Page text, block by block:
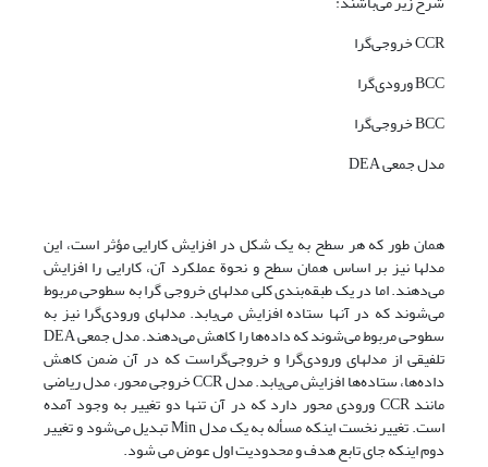
CCR خروجی‌گرا
BCC ورودی‌گرا
BCC خروجی‌گرا
مدل جمعی DEA
همان طور که هر سطح به یک شکل در افزایش کارایی مؤثر است، این
مدلها نیز بر اساس همان سطح و نحوة عملکرد آن، کارایی را افزایش
می‌دهند. اما در یک طبقه‌بندی کلی مدلهای خروجی گرا به سطوحی مربوط
می‌شوند که در آنها ستاده افزایش می‌یابد. مدلهای ورودی‌گرا نیز به
سطوحی مربوط می‌شوند که داده‌ها را کاهش می‌دهند. مدل جمعی DEA
تلفیقی از مدلهای ورودی‌گرا و خروجی‌گراست که در آن ضمن کاهش
داده‌ها، ستاده‌ها افزایش می‌یابد. مدل CCR خروجی محور، مدل ریاضی
مانند CCR ورودی محور دارد که در آن تنها دو تغییر به وجود آمده
است. تغییر نخست اینکه مسأله به یک مدل Min تبدیل می‌شود و تغییر
دوم اینکه جای تابع هدف و محدودیت اول عوض می شود.